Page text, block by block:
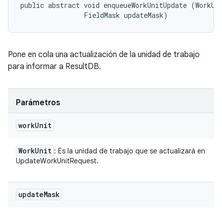
public abstract void enqueueWorkUnitUpdate
                FieldMask updateMask)
Pone en cola una actualización de la unidad de trabajo
para informar a ResultDB.
Parámetros
workUnit
WorkUnit : Es la unidad de trabajo que se actualizará en
UpdateWorkUnitRequest.
updateMask